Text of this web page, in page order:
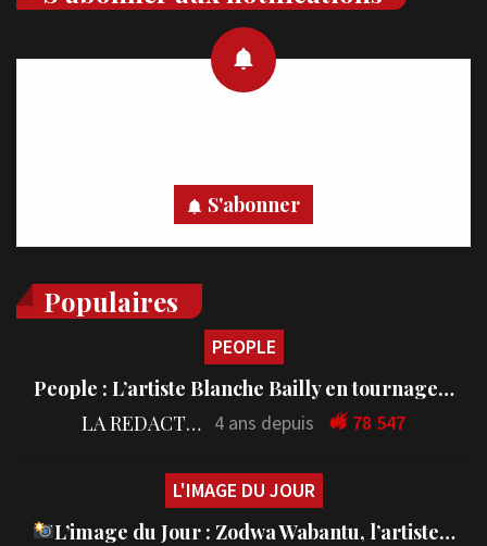
S'abonner
Populaires
PEOPLE
People : L’artiste Blanche Bailly en tournage…
LA REDACTION 4 ans depuis 78 547
L'IMAGE DU JOUR
L’image du Jour : Zodwa Wabantu, l’artiste…